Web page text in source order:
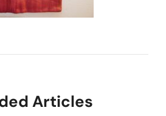
Articles